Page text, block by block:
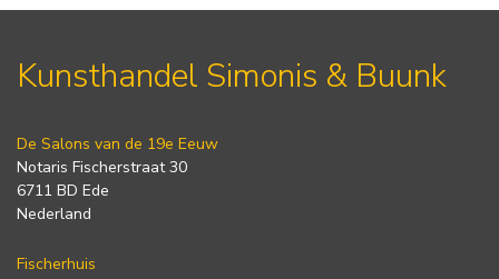
Kunsthandel Simonis & Buunk
De Salons van de 19e Eeuw
Notaris Fischerstraat 30
6711 BD Ede
Nederland
Fischerhuis